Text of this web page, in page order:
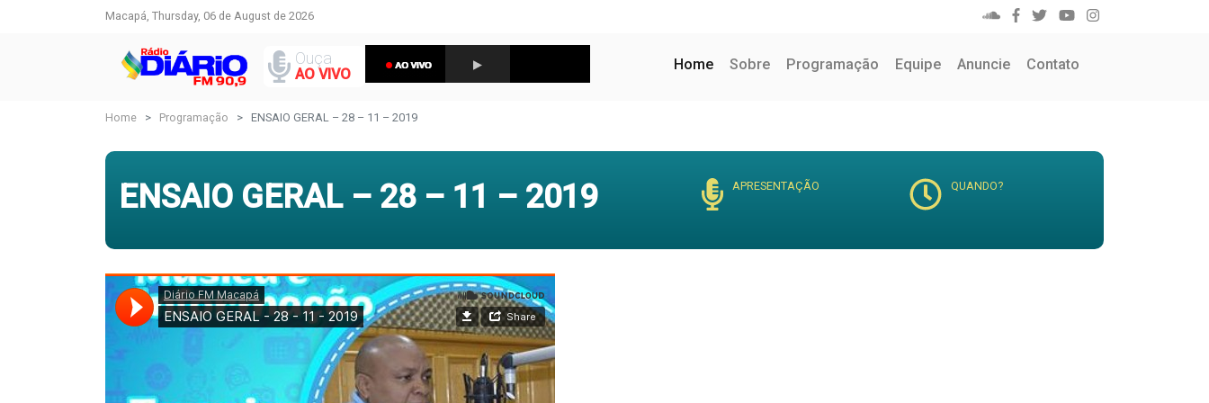
Macapá, Thursday, 06 de August de 2026
Ouça
AO VIVO
Home(current)
Sobre Programação Equipe Anuncie Contato
Home Programação ENSAIO GERAL – 28 – 11 – 2019
ENSAIO GERAL – 28 – 11 – 2019 APRESENTAÇÃO QUANDO?